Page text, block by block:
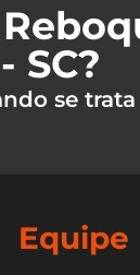
SC?
se